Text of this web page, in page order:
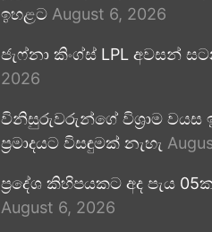
ඉහළට August 6, 2026
ජැෆ්නා කිංග්ස් LPL අවසන්
2026
විනිසුරුවරුන්ගේ විශ්‍රාම වයස
ප්‍රමාදයට විසඳුමක් නැහැ
ප්‍රදේශ කිහිපයකට අද පැය
August 6, 2026